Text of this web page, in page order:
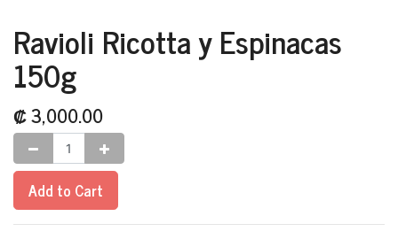
Ravioli Ricotta y Espinacas
150g
₡3,000.00
Add to Cart